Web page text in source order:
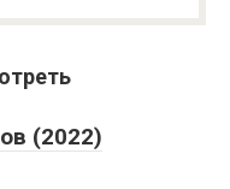
(2022)